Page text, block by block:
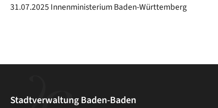
31.07.2025 Innenministerium Baden-Württemberg
Stadtverwaltung Baden-Baden